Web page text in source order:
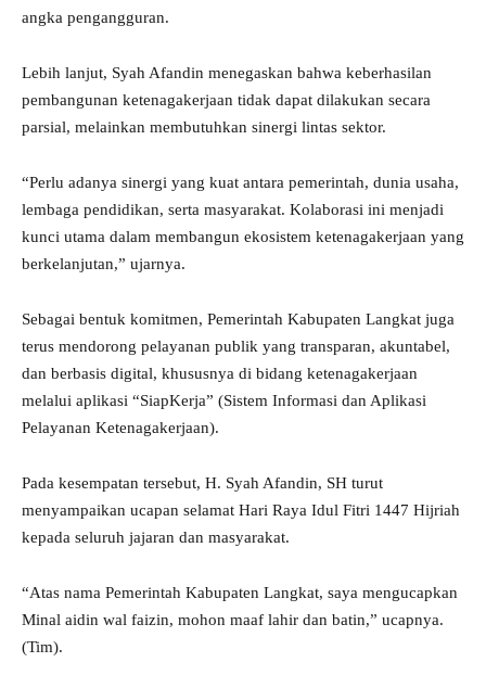
angka pengangguran.
Lebih lanjut, Syah Afandin menegaskan bahwa keberhasilan
pembangunan ketenagakerjaan tidak dapat dilakukan secara
parsial, melainkan membutuhkan sinergi lintas sektor.
“Perlu adanya sinergi yang kuat antara pemerintah, dunia usaha,
lembaga pendidikan, serta masyarakat. Kolaborasi ini menjadi
kunci utama dalam membangun ekosistem ketenagakerjaan yang
berkelanjutan,” ujarnya.
Sebagai bentuk komitmen, Pemerintah Kabupaten Langkat juga
terus mendorong pelayanan publik yang transparan, akuntabel,
dan berbasis digital, khususnya di bidang ketenagakerjaan
melalui aplikasi “SiapKerja” (Sistem Informasi dan Aplikasi
Pelayanan Ketenagakerjaan).
Pada kesempatan tersebut, H. Syah Afandin, SH turut
menyampaikan ucapan selamat Hari Raya Idul Fitri 1447 Hijriah
kepada seluruh jajaran dan masyarakat.
“Atas nama Pemerintah Kabupaten Langkat, saya mengucapkan
Minal aidin wal faizin, mohon maaf lahir dan batin,” ucapnya.
(Tim).